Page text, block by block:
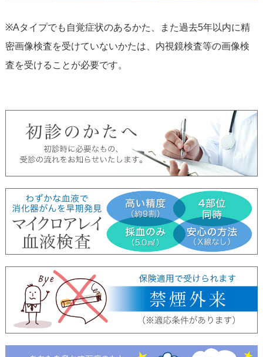
※Aタイプでも自覚症状のあるかた、また過去5年以内に精
密画像検査を受けていないかたは、内視鏡検査等の画像検
査を受けることが必要です。